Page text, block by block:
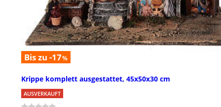
Bis zu -17%
Krippe komplett ausgestattet, 45x50x30 cm
AUSVERKAUFT